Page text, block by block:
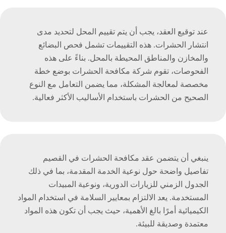
عند توقيع العقد، يجب أن يتم تقييم المحل لتحديد مدى
انتشار الحشرات. هذه التقييمات تشمل فحص البضائع
والمخازن والمناطق المحيطة بالمحل. بناءً على هذه
الفحوصات، تقوم شركة مكافحة الحشرات بوضع خطة
مخصصة لمعالجة المشكلة، مما يضمن التعامل مع النوع
الصحيح من الحشرات باستخدام الأساليب الأكثر فعالية.
ينبغي أن يتضمن عقد مكافحة الحشرات في القصيم
تفاصيل واضحة حول نوعية الخدمة المقدمة، بما في ذلك
الجدول الزمني للزيارات الدورية، ونوعية المبيدات
المستخدمة. يعد الالتزام بمعايير السلامة في استخدام المواد
الكيميائية أمرًا بالغ الأهمية، حيث يجب أن تكون هذه المواد
معتمدة وصديقة للبيئة.